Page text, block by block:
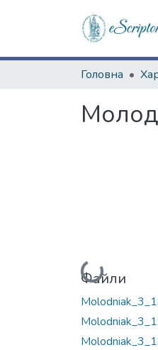
Головна
Вантажиться...
Файли